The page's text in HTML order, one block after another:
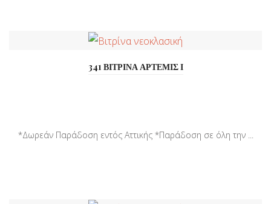
341 ΒΙΤΡΙΝΑ ΑΡΤΕΜΙΣ Ι
*Δωρεάν Παράδοση εντός Αττικής *Παράδοση σε όλη την ...